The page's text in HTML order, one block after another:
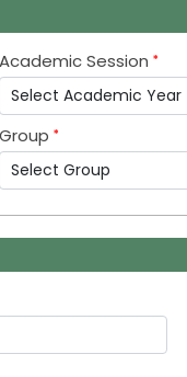
Academic Session
Group